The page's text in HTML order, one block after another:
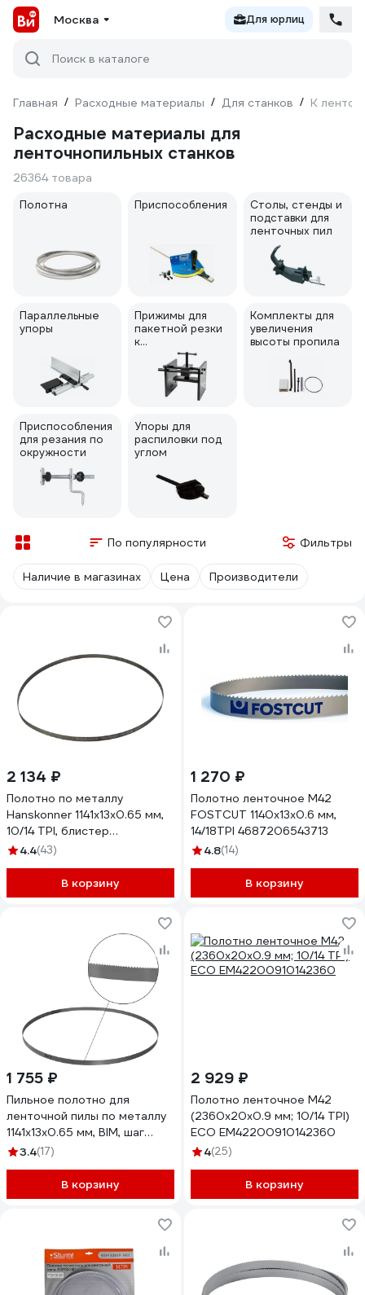
Москва Для юрлиц
Поиск в каталоге
Главная / Расходные материалы / Для станков / К
Расходные материалы для
ленточнопильных станков
26364 товара
Полотна Приспособления
Столы, стенды и
подставки для
ленточных пил
Параллельные
упоры
Прижимы для
пакетной резки
к
ленточнопильны
м станкам
Комплекты для
увеличения
высоты пропила
Приспособления
для резания по
окружности
Упоры для
распиловки под
углом
По популярности Фильтры
Наличие в магазинах Цена Производители
2 134 ₽
Полотно по металлу
Hanskonner 1141x13x0.65 мм,
10/14 TPI, блистер
HBS14127M-M1014
4.4(43)
В корзину
1 270 ₽
Полотно ленточное M42
FOSTCUT 1140х13х0.6 мм,
14/18TPI 4687206543713
4.8(14)
В корзину
1 755 ₽
Пильное полотно для
ленточной пилы по металлу
1141x13x0.65 мм, BIM, шаг
10/14TPI, сталь M42 ПУЛЬСАР
3.4(17)
В корзину
2 929 ₽
Полотно ленточное М42
(2360х20х0.9 мм; 10/14 TPI)
ECO EM42200910142360
4(25)
В корзину